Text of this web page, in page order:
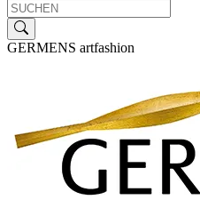
GERMENS artfashion